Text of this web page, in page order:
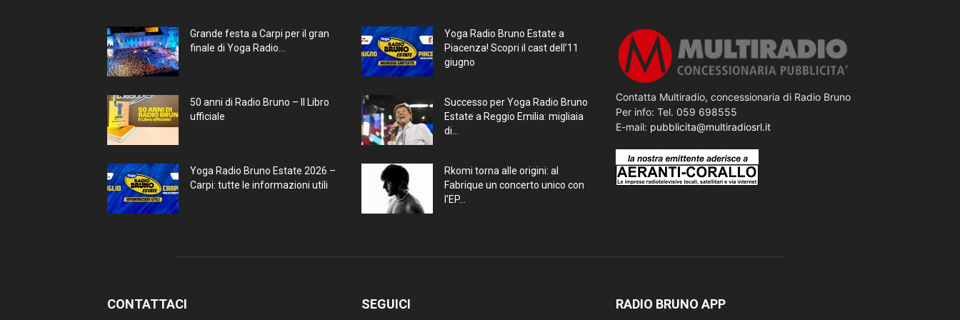
Grande festa a Carpi per il gran
finale di Yoga Radio...
50 anni di Radio Bruno – Il Libro
ufficiale
Yoga Radio Bruno Estate 2026 –
Carpi: tutte le informazioni utili
Yoga Radio Bruno Estate a
Piacenza! Scopri il cast dell’11
giugno
Successo per Yoga Radio Bruno
Estate a Reggio Emilia: migliaia
di...
Rkomi torna alle origini: al
Fabrique un concerto unico con
l’EP...
Contatta Multiradio, concessionaria di Radio Bruno
Per info: Tel. 059 698555
E-mail: pubblicita@multiradiosrl.it
CONTATTACI SEGUICI RADIO BRUNO APP